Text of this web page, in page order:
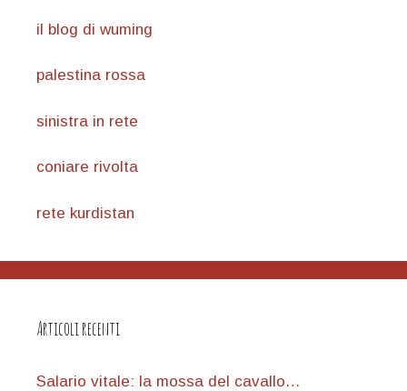
il blog di wuming
palestina rossa
sinistra in rete
coniare rivolta
rete kurdistan
Articoli recenti
Salario vitale: la mossa del cavallo…